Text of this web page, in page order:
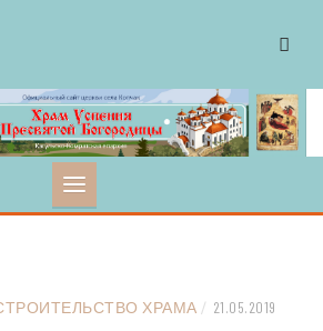
ХРАМА / 21.05.2019